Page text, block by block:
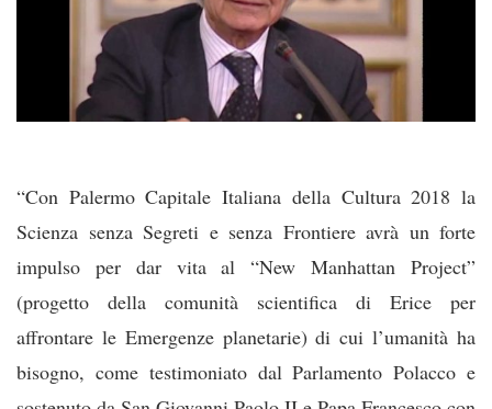
“Con Palermo Capitale Italiana della Cultura 2018 la
Scienza senza Segreti e senza Frontiere avrà un forte
impulso per dar vita al “New Manhattan Project”
(progetto della comunità scientifica di Erice per
affrontare le Emergenze planetarie) di cui l’umanità ha
bisogno, come testimoniato dal Parlamento Polacco e